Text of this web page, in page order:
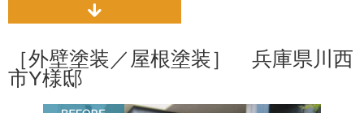
［外壁塗装／屋根塗装］ 兵庫県川西
市Y様邸